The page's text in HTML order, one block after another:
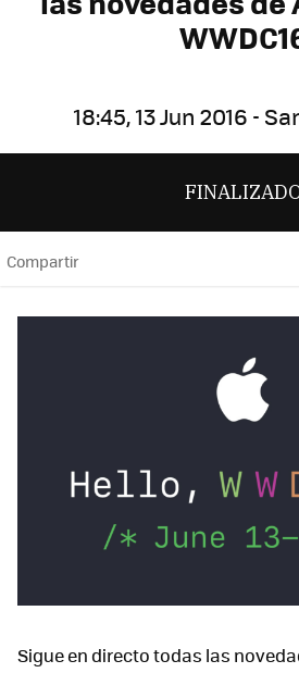
18:45, 13 Jun 2016 -
Compartir
Sigue en directo todas las